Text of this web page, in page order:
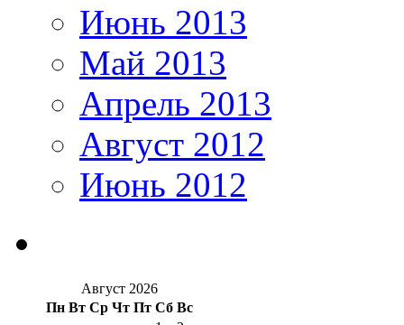
Июнь 2013
Май 2013
Апрель 2013
Август 2012
Июнь 2012
Август 2026
Пн Вт Ср Чт Пт Сб Вс